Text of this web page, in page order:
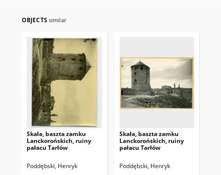
OBJECTS similar
Skała, baszta zamku
Lanckorońskich, ruiny
pałacu Tarłów
Poddębski, Henryk
Skała, baszta zamku
Lanckorońskich, ruiny
pałacu Tarłów
Poddębski, Henryk